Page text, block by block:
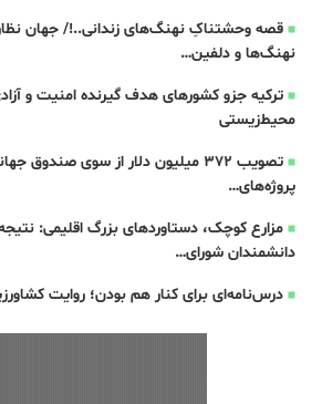
قصه‌ وحشتناکِ نهنگ‌های زندانی..!/ جهان
نهنگ‌ها و دلفین…
ترکیه جزو کشورهای هدف گیرنده امنیت و
محیط‌زیستی
تصویب ۳۷۲ میلیون دلار از سوی
پروژه‌های…
دانشمندان شورای…
درس‌نامه‌ای برای کنار هم بودن؛ روایت